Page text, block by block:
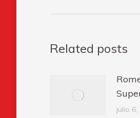
Related posts
julio 6,